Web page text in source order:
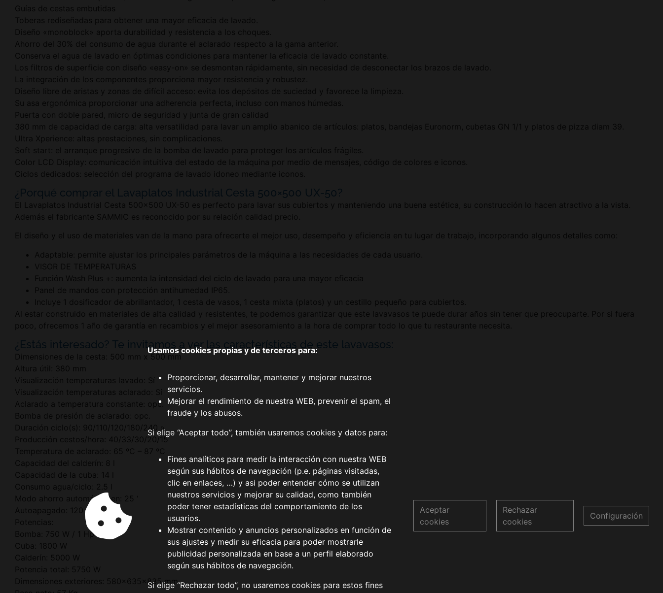
Guías de cestas embutidas
Toberas rediseñadas para obtener una mayor eficacia de lavado.
Diseño «monoblock» aporta durabilidad y resistencia a los choques.
Ahorro del 30% del consumo de agua durante el aclarado respecto a la gama anterior.
Conserva el agua de lavado en óptimas condiciones para mantener la eficacia de lavado constante.
Los filtros de superficie con diseño «easy-on» se desmontan rápidamente, sin necesidad de desconectar los brazos de lavado.
La integración de los componentes proporciona mayor resistencia y robustez.
Diseño libre de aristas y zonas de difícil acceso: evita los depósitos de suciedad y favorece la limpieza.
Su asa ergonómica proporcionar una adherencia perfecta, incluso con manos húmedas.
Puerta con doble pared, micro de seguridad y junta de gran calidad
380 mm de capacidad de carga: alta versatilidad para lavar un amplio abanico de artículos: platos, bandejas Euronorm, cubetas GN 1/1 y platos de pizza diam 39.
Ultra Xperience: altas prestaciones, sin complicaciones.
Soft start: el arranque progresivo de la bomba de lavado para proteger los artículos frágiles.
Color LCD Display: comunicación intuitiva del estado de la máquina por medio de mensajes, código de colores e iconos.
Ciclos dedicados: selección del programa de lavado idoneo mediante iconos.
¿Porqué comprar el Lavaplatos Industrial Cesta 500×500 UX-50?
El Lavaplatos Industrial Cesta 500×500 UX-50 es perfecto para lavar sus cubiertos y manteniendo una buena estética, su construcción lo hacen atractivo a la vista.
Además el fabricante SAMMIC es reconocido por su relación calidad precio.
El diseño y el uso de materiales van de la mano para ofrecerte el mejor uso, desempeño y eficiencia en tu lugar de trabajo, incorporando algunos detalles como:
Adaptable: permite ajustar los principales parámetros de la máquina a las necesidades de cada usuario.
VISOR DE TEMPERATURAS
Función Wash Plus +: aumenta la intensidad del ciclo de lavado para una mayor eficacia
Panel de mandos con protección antihumedad IP65.
Incluye 1 dosificador de abrillantador, 1 cesta de vasos, 1 cesta mixta (platos) y un cestillo pequeño para cubiertos.
Al estar construido en materiales de alta calidad y resistentes, te podemos garantizar que este lavavasos te puede durar años sin tener que preocuparte. Por si fuera
poco, ofrecemos 1 año de garantía en recambios y el mejor asesoramiento a la hora de comprar todo lo que tu restaurante necesita.
¿Estás interesado? Te invitamos a ver las características de este lavavasos:
Dimensiones de la cesta: 500 mm x 500 mm
Altura útil: 380 mm
Visualización temperaturas lavado: Sí
Visualización temperaturas aclarado: Sí
Aclarado a temperatura constante: opc.
Bomba de presión de aclarado: opc.
Duración ciclo(s): 90/110/120/180/240 »
Producción cestos/hora: 40/33/30/20/15
Temperatura de aclarado: 65 ºC – 87 ºC
Capacidad del calderín: 8 l
Capacidad de la cuba: 14 l
Consumo agua/ciclo: 2.5 l
Modo ahorro automático en: 25 ‘
Autoapagado: 120 ‘
Potencias:
Bomba: 750 W / 1 Hp
Cuba: 1800 W
Calderín: 5000 W
Potencia total: 5750 W
Dimensiones exteriores: 580x635x835 mm
Usamos cookies propias y de terceros para:
Proporcionar, desarrollar, mantener y mejorar nuestros
servicios.
Mejorar el rendimiento de nuestra WEB, prevenir el spam, el
fraude y los abusos.
Si elige “Aceptar todo”, también usaremos cookies y datos para:
Fines analíticos para medir la interacción con nuestra WEB
según sus hábitos de navegación (p.e. páginas visitadas,
clic en enlaces, …) y asi poder entender cómo se utilizan
nuestros servicios y mejorar su calidad, como también
poder tener estadísticas del comportamiento de los
usuarios.
Mostrar contenido y anuncios personalizados en función de
sus ajustes y medir su eficacia para poder mostrarle
publicidad personalizada en base a un perfil elaborado
según sus hábitos de navegación.
Si elige “Rechazar todo”, no usaremos cookies para estos fines
Aceptar
cookies
Rechazar
cookies
Configuración